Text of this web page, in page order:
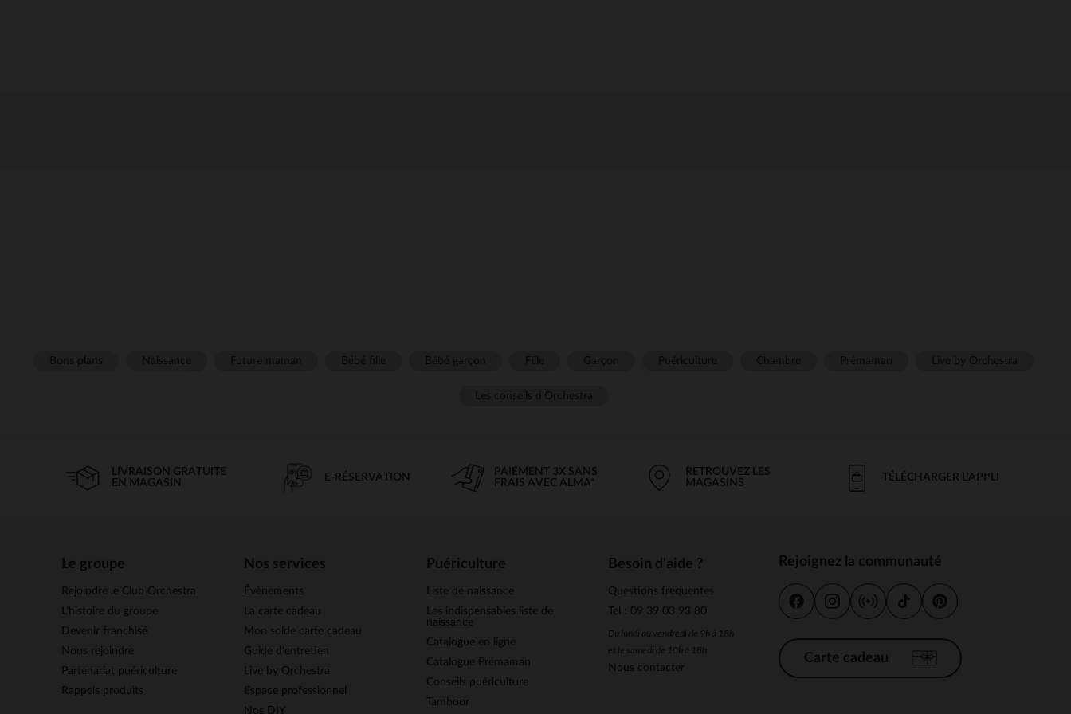
LIVRAISON GRATUITE
EN MAGASIN
E-RÉSERVATION
PAIEMENT 3X SANS
FRAIS AVEC ALMA*
RETROUVEZ LES
MAGASINS
TÉLÉCHARGER L'APPLI
Le groupe
Rejoindre le Club Orchestra
L’histoire du groupe
Devenir franchisé
Nous rejoindre
Partenariat puériculture
Rappels produits
Nos services
Évènements
La carte cadeau
Mon solde carte cadeau
Guide d'entretien
Live by Orchestra
Espace professionnel
Nos DIY
Puériculture
Liste de naissance
Les indispensables liste de
naissance
Catalogue en ligne
Catalogue Prémaman
Conseils puériculture
Tamboor
Besoin d'aide ?
Questions fréquentes
Tel : 09 39 03 93 80
Du lundi au vendredi de 9h à 18h
et le samedi de 10h à 18h
Nous contacter
Rejoignez la communauté
Carte cadeau